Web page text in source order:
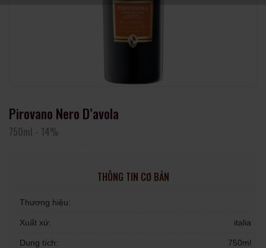
Pirovano Nero D’avola
750ml - 14%
THÔNG TIN CƠ BẢN
Thương hiệu:
Xuất xứ: italia
Dung tích: 750ml